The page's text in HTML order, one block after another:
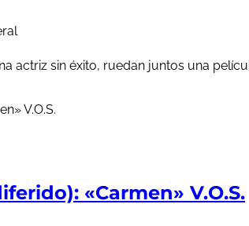
actriz sin éxito, ruedan juntos una
«Carmen» V.O.S.